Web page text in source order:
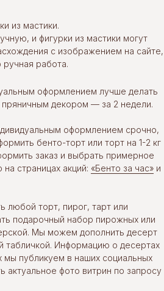
из мастики.
и фигурки из мастики могут
с изображением на сайте,
ручная работа.
оформлением лучше делать
пряничным декором — за 2 недели.
оформлением срочно,
бенто-торт или торт на 1-2 кг
заказ и выбрать примерное
страницах акций: «Бенто за час» и
торт, пирог, тарт или
подарочный набор пирожных или
Мы можем дополнить десерт
табличкой. Информацию о десертах
мы публикуем в наших социальных
актуальное фото витрин по запросу